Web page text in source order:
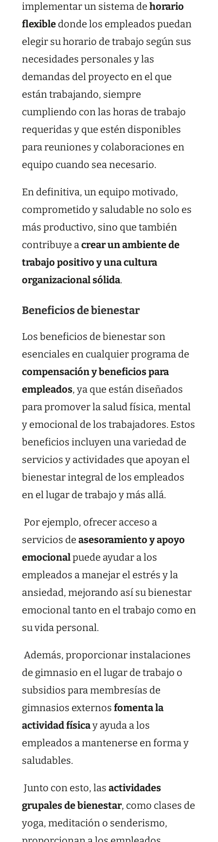
implementar un sistema de horario
flexible donde los empleados puedan
elegir su horario de trabajo según sus
necesidades personales y las
demandas del proyecto en el que
están trabajando, siempre
cumpliendo con las horas de trabajo
requeridas y que estén disponibles
para reuniones y colaboraciones en
equipo cuando sea necesario.
En definitiva, un equipo motivado,
comprometido y saludable no solo es
más productivo, sino que también
contribuye a crear un ambiente de
trabajo positivo y una cultura
organizacional sólida.
Beneficios de bienestar
Los beneficios de bienestar son
esenciales en cualquier programa de
compensación y beneficios para
empleados, ya que están diseñados
para promover la salud física, mental
y emocional de los trabajadores. Estos
beneficios incluyen una variedad de
servicios y actividades que apoyan el
bienestar integral de los empleados
en el lugar de trabajo y más allá.
Por ejemplo, ofrecer acceso a
servicios de asesoramiento y apoyo
emocionalpuede ayudar a los
empleados a manejar el estrés y la
ansiedad, mejorando así su bienestar
emocional tanto en el trabajo como en
su vida personal.
Además, proporcionar instalaciones
de gimnasio en el lugar de trabajo o
subsidios para membresías de
gimnasios externos fomenta la
actividad físicay ayuda a los
empleados a mantenerse en forma y
saludables.
Junto con esto, las actividades
grupales de bienestar, como clases de
yoga, meditación o senderismo,